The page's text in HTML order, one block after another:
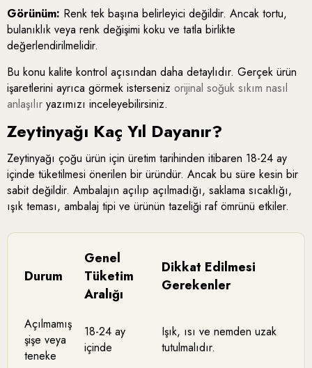
Görünüm: Renk tek başına belirleyici değildir. Ancak tortu,
bulanıklık veya renk değişimi koku ve tatla birlikte
değerlendirilmelidir.
Bu konu kalite kontrol açısından daha detaylıdır. Gerçek ürün
işaretlerini ayrıca görmek isterseniz orijinal soğuk sıkım nasıl
anlaşılır yazımızı inceleyebilirsiniz.
Zeytinyağı Kaç Yıl Dayanır?
Zeytinyağı çoğu ürün için üretim tarihinden itibaren 18-24 ay
içinde tüketilmesi önerilen bir üründür. Ancak bu süre kesin bir
sabit değildir. Ambalajın açılıp açılmadığı, saklama sıcaklığı,
ışık teması, ambalaj tipi ve ürünün tazeliği raf ömrünü etkiler.
Durum
Genel
Tüketim
Aralığı
Dikkat Edilmesi
Gerekenler
Açılmamış
şişe veya
teneke
18-24 ay
içinde
Işık, ısı ve nemden uzak
tutulmalıdır.